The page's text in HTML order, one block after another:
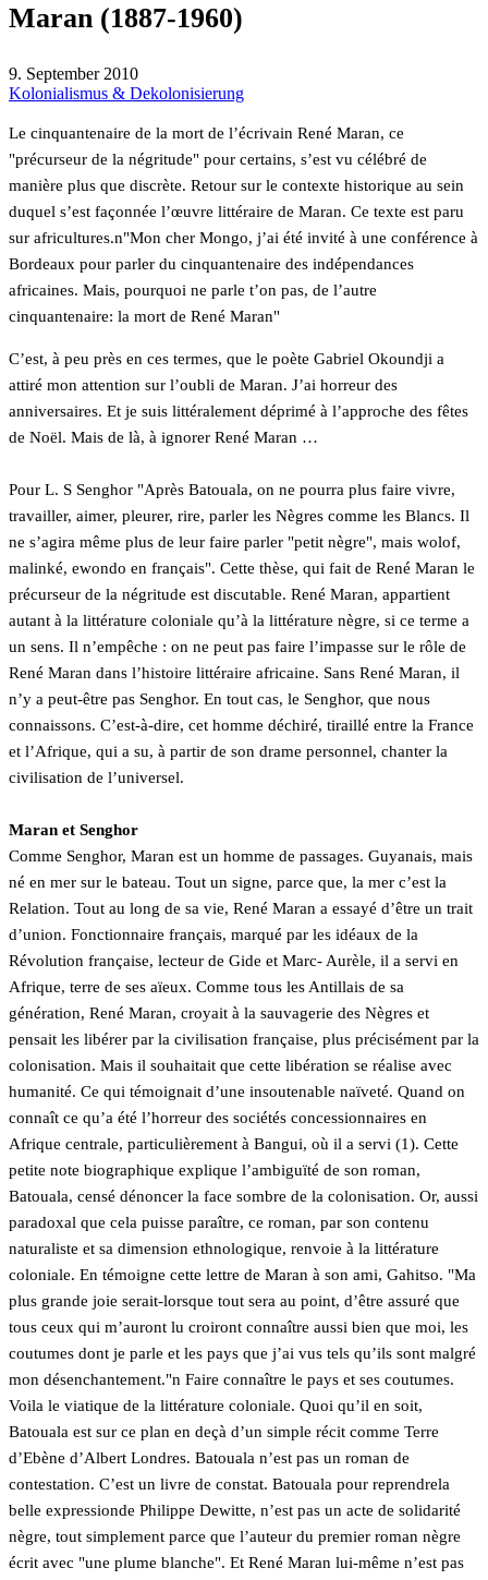
Maran (1887-1960)
9. September 2010
Kolonialismus & Dekolonisierung
Le cinquantenaire de la mort de l’écrivain René Maran, ce
"précurseur de la négritude" pour certains, s’est vu célébré de
manière plus que discrète. Retour sur le contexte historique au sein
duquel s’est façonnée l’œuvre littéraire de Maran. Ce texte est paru
sur africultures.n"Mon cher Mongo, j’ai été invité à une conférence à
Bordeaux pour parler du cinquantenaire des indépendances
africaines. Mais, pourquoi ne parle t’on pas, de l’autre
cinquantenaire: la mort de René Maran"
C’est, à peu près en ces termes, que le poète Gabriel Okoundji a
attiré mon attention sur l’oubli de Maran. J’ai horreur des
anniversaires. Et je suis littéralement déprimé à l’approche des fêtes
de Noël. Mais de là, à ignorer René Maran …
Pour L. S Senghor "Après Batouala, on ne pourra plus faire vivre,
travailler, aimer, pleurer, rire, parler les Nègres comme les Blancs. Il
ne s’agira même plus de leur faire parler "petit nègre", mais wolof,
malinké, ewondo en français". Cette thèse, qui fait de René Maran le
précurseur de la négritude est discutable. René Maran, appartient
autant à la littérature coloniale qu’à la littérature nègre, si ce terme a
un sens. Il n’empêche : on ne peut pas faire l’impasse sur le rôle de
René Maran dans l’histoire littéraire africaine. Sans René Maran, il
n’y a peut-être pas Senghor. En tout cas, le Senghor, que nous
connaissons. C’est-à-dire, cet homme déchiré, tiraillé entre la France
et l’Afrique, qui a su, à partir de son drame personnel, chanter la
civilisation de l’universel.
Maran et Senghor
Comme Senghor, Maran est un homme de passages. Guyanais, mais
né en mer sur le bateau. Tout un signe, parce que, la mer c’est la
Relation. Tout au long de sa vie, René Maran a essayé d’être un trait
d’union. Fonctionnaire français, marqué par les idéaux de la
Révolution française, lecteur de Gide et Marc- Aurèle, il a servi en
Afrique, terre de ses aïeux. Comme tous les Antillais de sa
génération, René Maran, croyait à la sauvagerie des Nègres et
pensait les libérer par la civilisation française, plus précisément par la
colonisation. Mais il souhaitait que cette libération se réalise avec
humanité. Ce qui témoignait d’une insoutenable naïveté. Quand on
connaît ce qu’a été l’horreur des sociétés concessionnaires en
Afrique centrale, particulièrement à Bangui, où il a servi (1). Cette
petite note biographique explique l’ambiguïté de son roman,
Batouala, censé dénoncer la face sombre de la colonisation. Or, aussi
paradoxal que cela puisse paraître, ce roman, par son contenu
naturaliste et sa dimension ethnologique, renvoie à la littérature
coloniale. En témoigne cette lettre de Maran à son ami, Gahitso. "Ma
plus grande joie serait-lorsque tout sera au point, d’être assuré que
tous ceux qui m’auront lu croiront connaître aussi bien que moi, les
coutumes dont je parle et les pays que j’ai vus tels qu’ils sont malgré
mon désenchantement."n Faire connaître le pays et ses coutumes.
Voila le viatique de la littérature coloniale. Quoi qu’il en soit,
Batouala est sur ce plan en deçà d’un simple récit comme Terre
d’Ebène d’Albert Londres. Batouala n’est pas un roman de
contestation. C’est un livre de constat. Batouala pour reprendrela
belle expressionde Philippe Dewitte, n’est pas un acte de solidarité
nègre, tout simplement parce que l’auteur du premier roman nègre
écrit avec "une plume blanche". Et René Maran lui-même n’est pas